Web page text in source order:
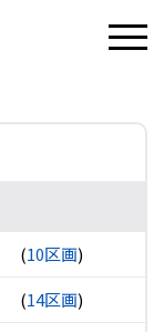
(10区画)
(14区画)